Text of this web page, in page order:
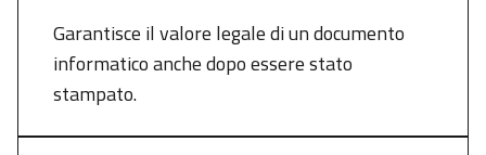
Garantisce il valore legale di un documento
informatico anche dopo essere stato
stampato.